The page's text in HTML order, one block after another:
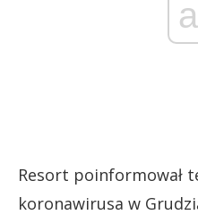
Resort poinformował
koronawirusa w